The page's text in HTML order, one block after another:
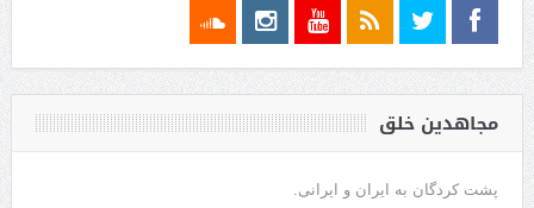
مجاهدین خلق
پشت کردگان به ایران و ایرانی.